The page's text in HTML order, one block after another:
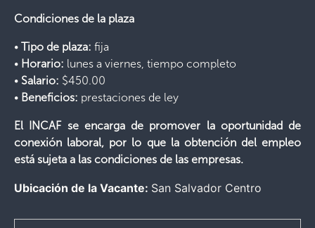
Condiciones de la plaza
• Tipo de plaza: fija
• Horario: lunes a viernes, tiempo completo
• Salario: $450.00
• Beneficios: prestaciones de ley
El INCAF se encarga de promover la oportunidad de
conexión laboral, por lo que la obtención del empleo
está sujeta a las condiciones de las empresas.
Ubicación de la Vacante: San Salvador Centro